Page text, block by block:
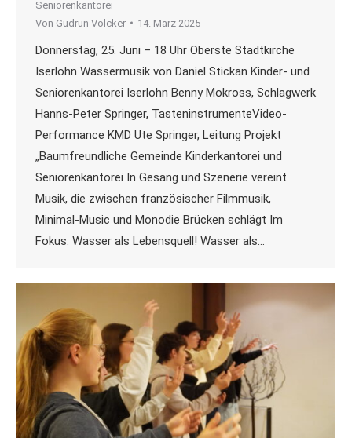
Seniorenkantorei
Von Gudrun Völcker 14. März 2025
Donnerstag, 25. Juni – 18 Uhr Oberste Stadtkirche
Iserlohn Wassermusik von Daniel Stickan Kinder- und
Seniorenkantorei Iserlohn Benny Mokross, Schlagwerk
Hanns-Peter Springer, TasteninstrumenteVideo-
Performance KMD Ute Springer, Leitung Projekt
„Baumfreundliche Gemeinde Kinderkantorei und
Seniorenkantorei In Gesang und Szenerie vereint
Musik, die zwischen französischer Filmmusik,
Minimal-Music und Monodie Brücken schlägt Im
Fokus: Wasser als Lebensquell! Wasser als…